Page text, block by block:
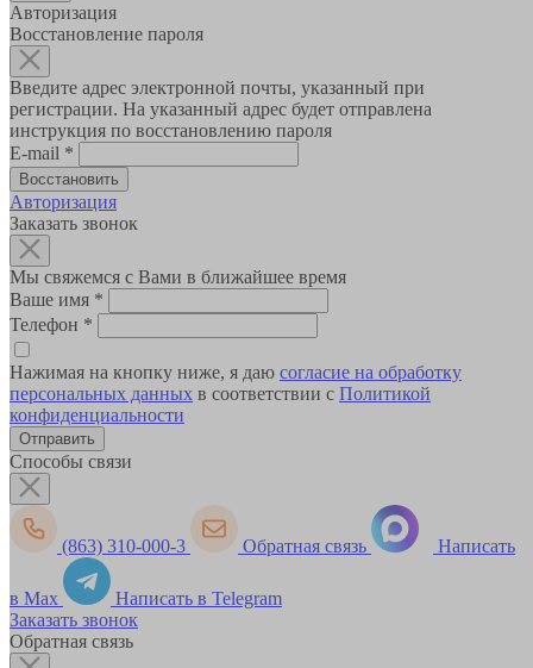
Авторизация
Восстановление пароля
Введите адрес электронной почты, указанный при
регистрации. На указанный адрес будет отправлена
инструкция по восстановлению пароля
E-mail *
Авторизация
Заказать звонок
Мы свяжемся с Вами в ближайшее время
Ваше имя *
Телефон *
Нажимая на кнопку ниже, я даю согласие на обработку
персональных данных в соответствии с Политикой
конфиденциальности
Способы связи
(863) 310-000-3 Обратная связь Написать
в Max
Написать в Telegram
Заказать звонок
Обратная связь